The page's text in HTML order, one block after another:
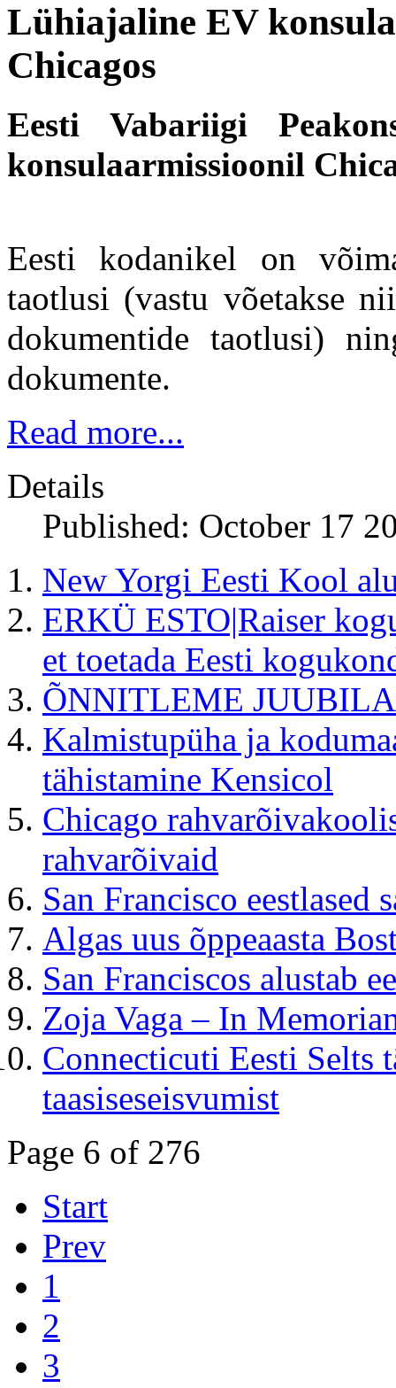
Lühiajaline EV
Chicagos
Eesti Vabariigi
konsulaarmissioonil
Eesti kodanikel on
taotlusi (vastu võetakse
dokumentide taotlusi)
dokumente.
Read more...
Details
Published: October 17
New Yorgi Eesti Kool
ERKÜ ESTO|Raiser
et toetada Eesti
ÕNNITLEME
Kalmistupüha ja
tähistamine Kensicol
Chicago
rahvarõivaid
San Francisco eestlased
Algas uus õppeaasta
San Franciscos alustab
Zoja Vaga – In
Connecticuti Eesti Selts
taasiseseisvumist
Page 6 of 276
Start
Prev
1
2
3